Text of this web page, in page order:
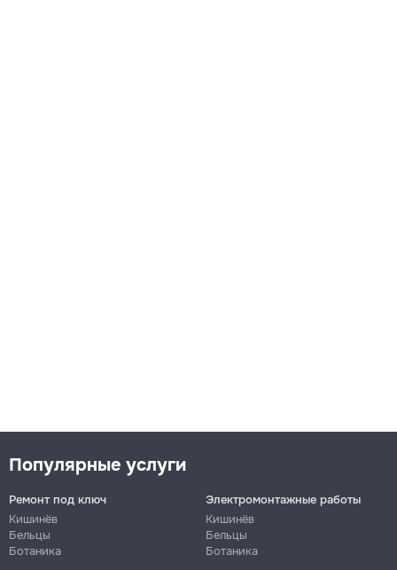
Популярные услуги
Ремонт под ключ
Кишинёв
Бельцы
Ботаника
Электромонтажные работы
Кишинёв
Бельцы
Ботаника